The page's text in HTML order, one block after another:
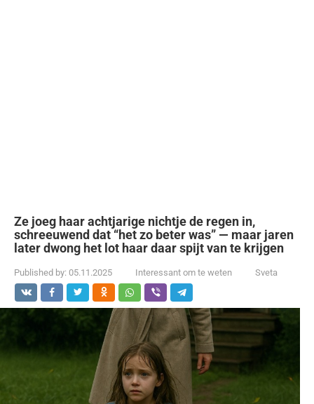
Ze joeg haar achtjarige nichtje de regen in,
schreeuwend dat “het zo beter was” — maar jaren
later dwong het lot haar daar spijt van te krijgen
Published by: 05.11.2025 Interessant om te weten Sveta